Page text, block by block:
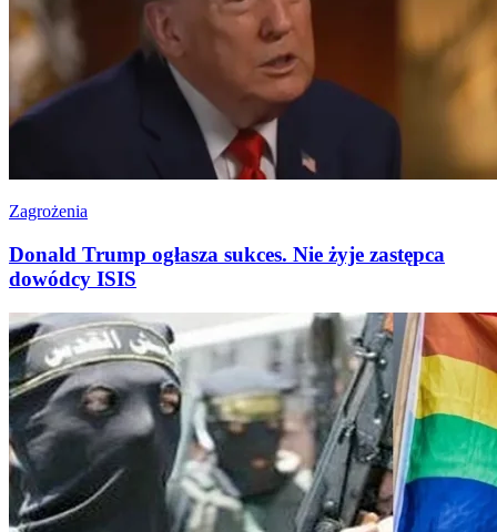
Zagrożenia
Donald Trump ogłasza sukces. Nie żyje zastępca
dowódcy ISIS